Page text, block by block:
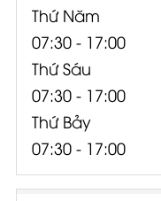
Thứ Năm
07:30 - 17:00
Thứ Sáu
07:30 - 17:00
Thứ Bảy
07:30 - 17:00